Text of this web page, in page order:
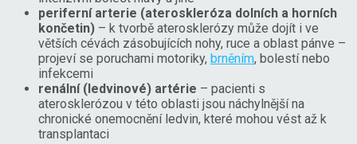
periferní arterie (ateroskleróza dolních a horních
končetin) – k tvorbě aterosklerózy může dojít i ve
větších cévách zásobujících nohy, ruce a oblast pánve –
projeví se poruchami motoriky, brněním, bolestí nebo
infekcemi
renální (ledvinové) artérie – pacienti s
aterosklerózou v této oblasti jsou náchylnější na
chronické onemocnění ledvin, které mohou vést až k
transplantaci